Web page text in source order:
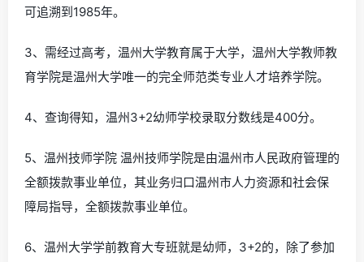
可追溯到1985年。
3、需经过高考，温州大学教育属于大学，温州大学教师教
育学院是温州大学唯一的完全师范类专业人才培养学院。
4、查询得知，温州3+2幼师学校录取分数线是400分。
5、温州技师学院 温州技师学院是由温州市人民政府管理的
全额拨款事业单位，其业务归口温州市人力资源和社会保
障局指导，全额拨款事业单位。
6、温州大学学前教育大专班就是幼师，3+2的，除了参加